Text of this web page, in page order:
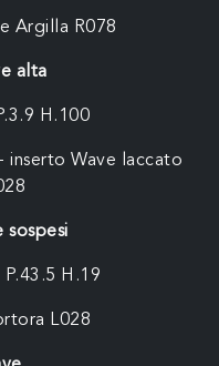
Argilla R078
alta
H.100
inserto Wave laccato
sospesi
H.19
L028